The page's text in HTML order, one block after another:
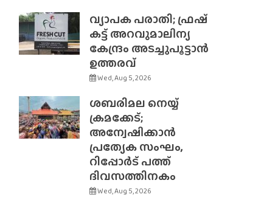
വ്യാപക പരാതി; ഫ്രഷ്
കട്ട് അറവുമാലിന്യ
കേന്ദ്രം അടച്ചുപൂട്ടാൻ
ഉത്തരവ്
Wed, Aug 5, 2026
ശബരിമല നെയ്യ്
ക്രമക്കേട്;
അന്വേഷിക്കാൻ
പ്രത്യേക സംഘം,
റിപ്പോർട് പത്ത്
ദിവസത്തിനകം
Wed, Aug 5, 2026